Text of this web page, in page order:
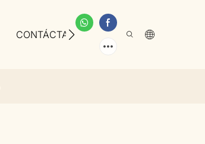
CONTÁCTANOS SOBRE NOSOTROS